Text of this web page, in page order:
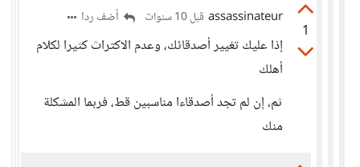
1
assassinateur قبل 10 سنوات أضف ردا
إذا عليك تغيير أصدقائك، وعدم الاكتراث كثيرا لكلام
أهلك
ثم، إن لم تجد أصدقاءا مناسبين قط، فربما المشكلة
منك